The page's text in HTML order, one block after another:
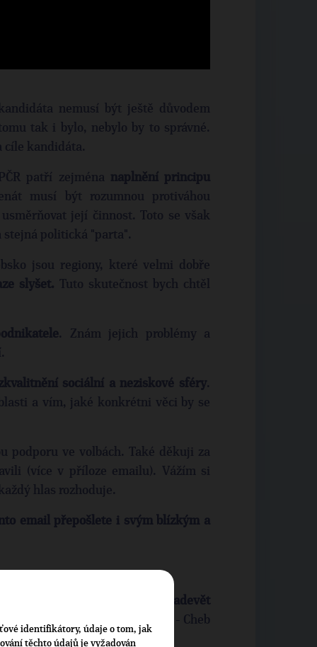
nemusí být ještě důvodem
tak i bylo, nebylo by to správné.
cíle kandidáta.
patří zejména naplnění principu
musí být rozumnou protiváhou
její činnost. Toto se však
stejná politická "parta".
jsou regiony, které velmi dobře
slyšet. Tuto skutečnost bych chtěl
. Znám jejich problémy a
sociální a neziskové sféry.
a vím, jaké konkrétni věci by se
podporu ve volbách. Také děkuji za
(více v příloze emailu). Vážím si
hlas rozhoduje.
email přepošlete i svým blízkým a
Vítězslav Padevět
09 do Senátu PČR za obvod 3 - Cheb
identifikátory, údaje o tom, jak
těchto údajů je vyžadován